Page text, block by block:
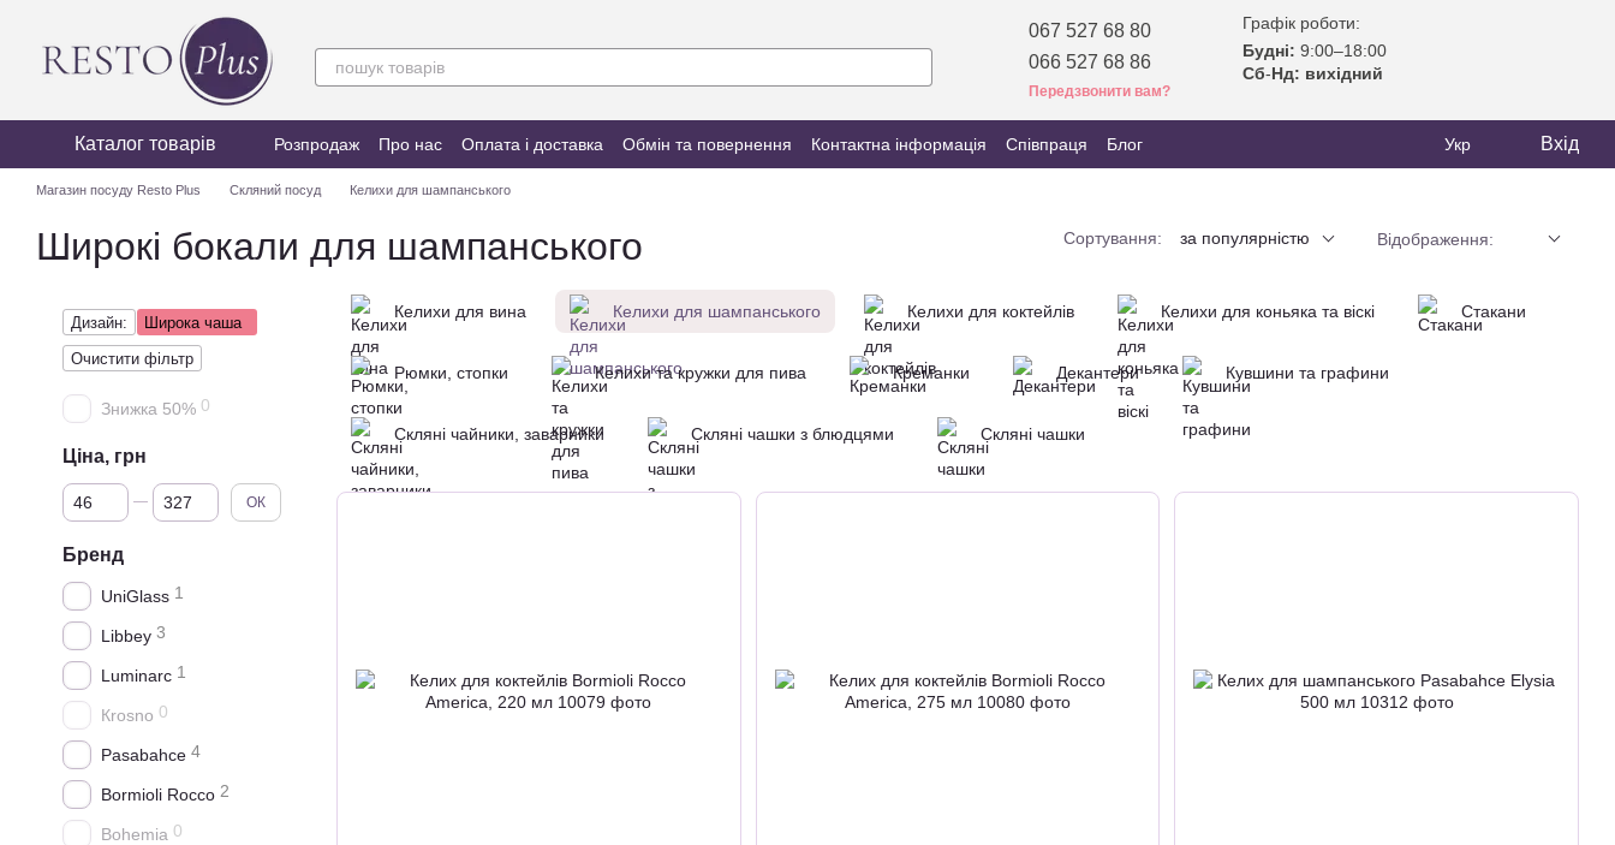
Перейти до основного контенту
067 527 68 80
066 527 68 86
Передзвонити вам?
Графік роботи:
Будні: 9:00–18:00
Сб-Нд: вихідний
Каталог товарів Розпродаж Про нас Оплата і доставка Обмін та повернення Контактна інформація Співпраця Блог Укр Вхід
Магазин посуду Resto Plus Скляний посуд Келихи для шампанського
Широкі бокали для шампанського Сортування: за популярністю Відображення:
Келихи для вина Келихи для шампанського Келихи для коктейлів Келихи для коньяка та віскі Стакани
Рюмки, стопки Келихи та кружки для пива Креманки Декантери Кувшини та графини
Скляні чайники, заварники Скляні чашки з блюдцями Скляні чашки
Дизайн:
Широка чаша
Очистити фільтр
Знижка 50% 0
Ціна, грн
Від Ціна, грн
До Ціна, грн ОК
Бренд
UniGlass 1
Libbey 3
Luminarc 1
Кrosno 0
Pasabahce 4
Bormioli Rocco 2
Bohemia 0